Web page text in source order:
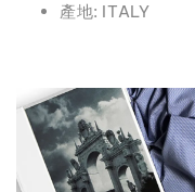
產地: ITALY